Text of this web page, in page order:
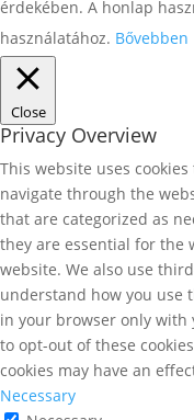
érdekében. A honlap
használatához. Bővebben
Close
Privacy Overview
This website uses
navigate through the
that are categorized as
they are essential for the
website. We also use
understand how you use
in your browser only with
to opt-out of these
cookies may have an
Necessary